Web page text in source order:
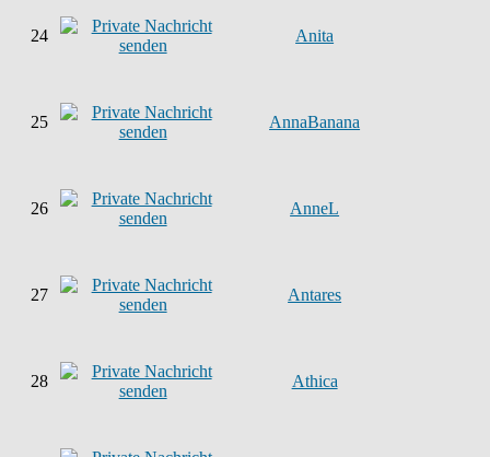
24 Anita
25 AnnaBanana
26 AnneL
27 Antares
28 Athica